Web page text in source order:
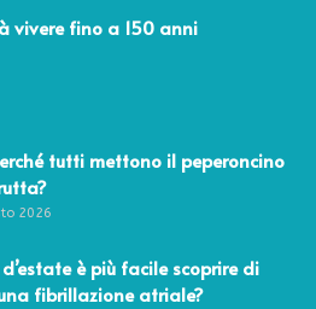
vivere fino a 150 anni
tutti mettono il peperoncino
2026
d’estate è più facile scoprire di
fibrillazione atriale?